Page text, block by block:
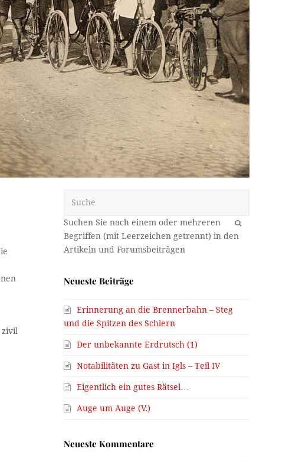
zivil
OK
Neueste Beiträge
Erinnerung an die Brennerbahn – Steg
und die Spitzen des Schlern
Der unbekannte Erdrutsch (1)
Notabilitäten zu Gast in Igls – Teil IV
Eigentlich ein gutes Rätsel…
Auge um Auge (V.)
Neueste Kommentare